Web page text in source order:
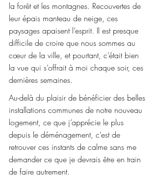
la forêt et les montagnes. Recouvertes de
leur épais manteau de neige, ces
paysages apaisent l’esprit. Il est presque
difficile de croire que nous sommes au
cœur de la ville, et pourtant, c’était bien
la vue qui s’offrait à moi chaque soir, ces
dernières semaines.
Au-delà du plaisir de bénéficier des belles
installations communes de notre nouveau
logement, ce que j’apprécie le plus
depuis le déménagement, c’est de
retrouver ces instants de calme sans me
demander ce que je devrais être en train
de faire autrement.